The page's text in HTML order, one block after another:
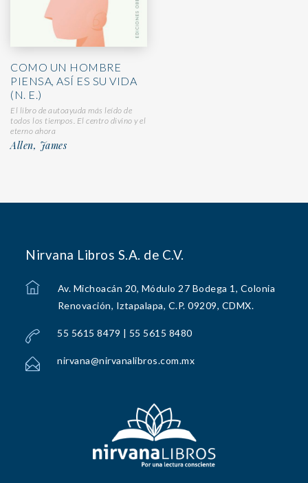
COMO UN HOMBRE
PIENSA, ASÍ ES SU VIDA
(N. E.)
El libro de autoayuda más leído de
todos los tiempos. El centro divino y el
eterno ahora
Allen, James
Nirvana Libros S.A. de C.V.
Av. Michoacán 20, Módulo 27 Bodega 1, Colonia
Renovación, Iztapalapa, C.P. 09209, CDMX.
55 5615 8479 | 55 5615 8480
nirvana@nirvanalibros.com.mx